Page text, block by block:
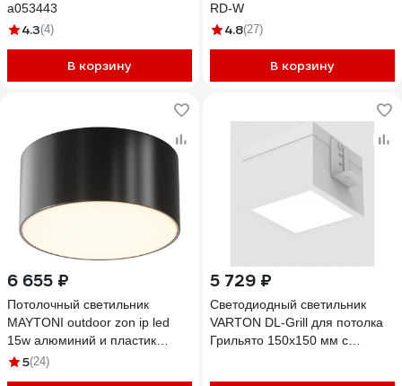
a053443
4.3(4)
В корзину
RD-W
4.8(27)
В корзину
6 655 ₽
Потолочный светильник
MAYTONI outdoor zon ip led
15w алюминий и пластик
черный O430CL-L15B3K
5(24)
5 729 ₽
Светодиодный светильник
VARTON DL-Grill для потолка
Грильято 150x150 мм с